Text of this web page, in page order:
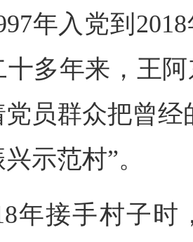
年入党到
十多年来，王
员群众把曾经
示范村”。
年接手村子